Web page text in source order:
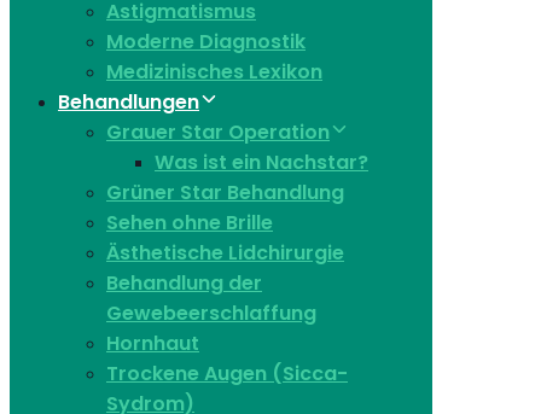
Astigmatismus
Moderne Diagnostik
Medizinisches Lexikon
Behandlungen
Grauer Star Operation
Was ist ein Nachstar?
Grüner Star Behandlung
Sehen ohne Brille
Ästhetische Lidchirurgie
Behandlung der
Gewebeerschlaffung
Hornhaut
Trockene Augen (Sicca-
Sydrom)